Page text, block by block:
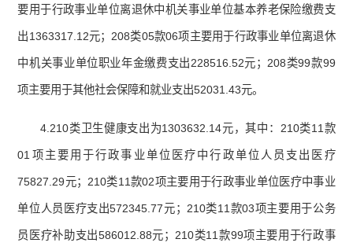
要用于行政事业单位离退休中机关事业单位基本养老保险缴费支
出1363317.12元；208类05款06项主要用于行政事业单位离退休
中机关事业单位职业年金缴费支出228516.52元；208类99款99
项主要用于其他社会保障和就业支出52031.43元。
4.210类卫生健康支出为1303632.14元，其中：210类11款
01项主要用于行政事业单位医疗中行政单位人员支出医疗
75827.29元；210类11款02项主要用于行政事业单位医疗中事业
单位人员医疗支出572345.77元；210类11款03项主要用于公务
员医疗补助支出586012.88元；210类11款99项主要用于行政事